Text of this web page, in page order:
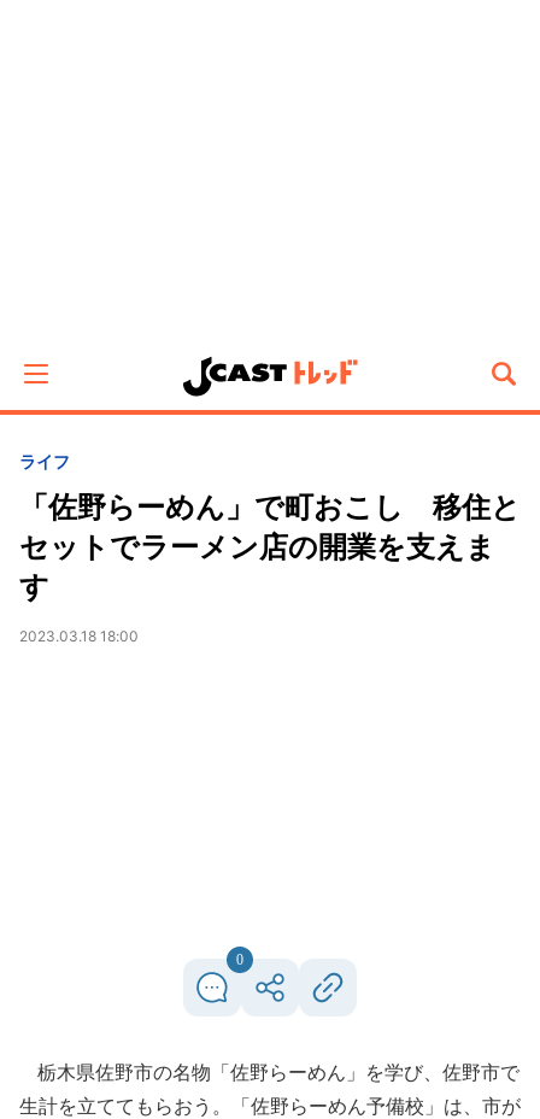
ライフ
「佐野らーめん」で町おこし 移住と
セットでラーメン店の開業を支えま
す
2023.03.18 18:00
0
栃木県佐野市の名物「佐野らーめん」を学び、佐野市で
生計を立ててもらおう。「佐野らーめん予備校」は、市が